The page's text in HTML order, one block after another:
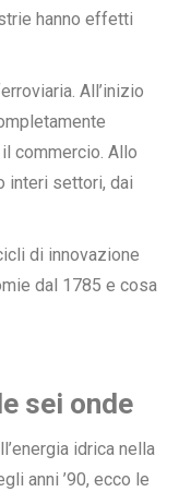
hanno effetti
All’inizio
commercio. Allo
interi settori, dai
di innovazione
dal 1785 e cosa
sei onde
idrica nella
anni ’90, ecco le